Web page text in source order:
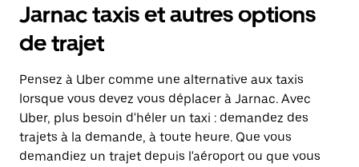
Jarnac taxis et autres options
de trajet
Pensez à Uber comme une alternative aux taxis
lorsque vous devez vous déplacer à Jarnac. Avec
Uber, plus besoin d'héler un taxi : demandez des
trajets à la demande, à toute heure. Que vous
demandiez un trajet depuis l'aéroport ou que vous